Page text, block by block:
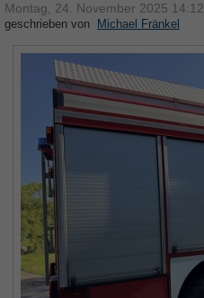
Montag, 24. November 2025 14:12
geschrieben von Michael Fränkel